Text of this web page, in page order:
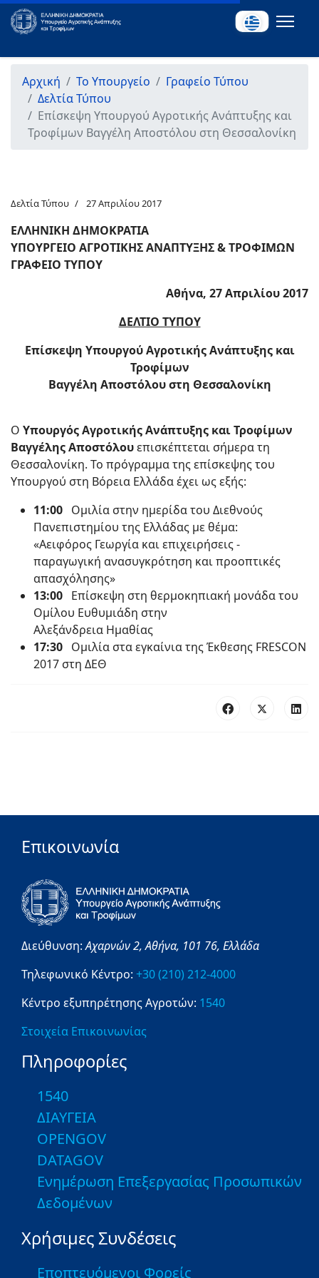
Αρχική Το Υπουργείο
Γραφείο Τύπου
Δελτία Τύπου
Επίσκεψη Υπουργού Αγροτικής Ανάπτυξης και
Τροφίμων Βαγγέλη Αποστόλου στη Θεσσαλονίκη
Δελτία Τύπου 27 Απριλίου 2017
ΕΛΛΗΝΙΚΗ ΔΗΜΟΚΡΑΤΙΑ
ΥΠΟΥΡΓΕΙΟ ΑΓΡΟΤΙΚΗΣ ΑΝΑΠΤΥΞΗΣ & ΤΡΟΦΙΜΩΝ
ΓΡΑΦΕΙΟ ΤΥΠΟΥ
Αθήνα, 27 Απριλίου 2017
ΔΕΛΤΙΟ ΤΥΠΟΥ
Επίσκεψη Υπουργού Αγροτικής Ανάπτυξης και
Τροφίμων
Βαγγέλη Αποστόλου στη Θεσσαλονίκη
Ο Υπουργός Αγροτικής Ανάπτυξης και Τροφίμων
Βαγγέλης Αποστόλουεπισκέπτεται σήμερα τη
Θεσσαλονίκη. Το πρόγραμμα της επίσκεψης του
Υπουργού στη Βόρεια Ελλάδα έχει ως εξής:
11:00 Ομιλία στην ημερίδα του Διεθνούς
Πανεπιστημίου της Ελλάδας με θέμα:
«Αειφόρος Γεωργία και επιχειρήσεις -
παραγωγική ανασυγκρότηση και προοπτικές
απασχόλησης»
13:00 Επίσκεψη στη θερμοκηπιακή μονάδα του
Ομίλου Ευθυμιάδη στην
Αλεξάνδρεια Ημαθίας
17:30 Ομιλία στα εγκαίνια της Έκθεσης FRESCON
2017 στη ΔΕΘ
Επικοινωνία
Διεύθυνση:Αχαρνών 2,Αθήνα, 101 76, Ελλάδα
Τηλεφωνικό Κέντρο: +30 (210) 212-4000
Κέντρο εξυπηρέτησης Αγροτών: 1540
Στοιχεία Επικοινωνίας
Πληροφορίες
1540
ΔΙΑΥΓΕΙΑ
OPENGOV
DATAGOV
Ενημέρωση Επεξεργασίας Προσωπικών
Δεδομένων
Χρήσιμες Συνδέσεις
Εποπτευόμενοι Φορείς